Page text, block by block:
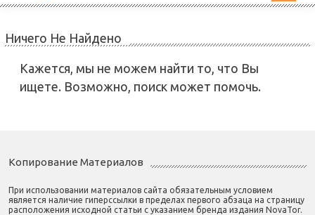
Ничего Не Найдено
Кажется, мы не можем найти то, что Вы
ищете. Возможно, поиск может помочь.
Копирование Материалов
При использовании материалов сайта обязательным условием
является наличие гиперссылки в пределах первого абзаца на страницу
расположения исходной статьи с указанием бренда издания NovaTor.